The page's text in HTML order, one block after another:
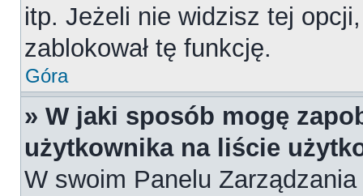
itp. Jeżeli nie widzisz tej
zablokował tę funkcję.
Góra
» W jaki sposób mogę
użytkownika na liście
W swoim Panelu